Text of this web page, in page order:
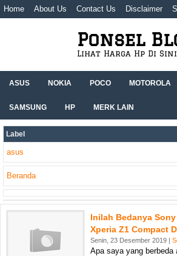
Home About Us Contact Us Disclaimer
Ponsel
Lihat Harga Hp Di
ASUS NOKIA POCO MOTOROLA
SAMSUNG HP MERK LAIN
Label
asus
Beranda
Inilah Bedanya
Xperia Z1 Compact
Senin, 23 Desember 2019 |
Apa saya yang